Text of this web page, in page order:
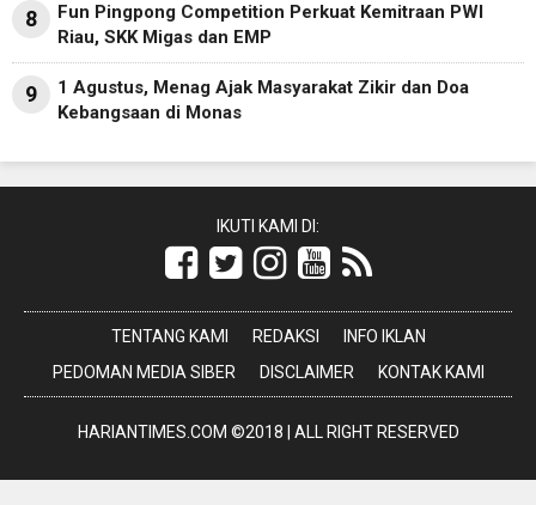
8
Fun Pingpong Competition Perkuat Kemitraan PWI
Riau, SKK Migas dan EMP
9
1 Agustus, Menag Ajak Masyarakat Zikir dan Doa
Kebangsaan di Monas
IKUTI KAMI DI:
TENTANG KAMI REDAKSI
INFO IKLAN
PEDOMAN MEDIA SIBER
DISCLAIMER KONTAK KAMI
HARIANTIMES.COM ©2018 | ALL RIGHT RESERVED